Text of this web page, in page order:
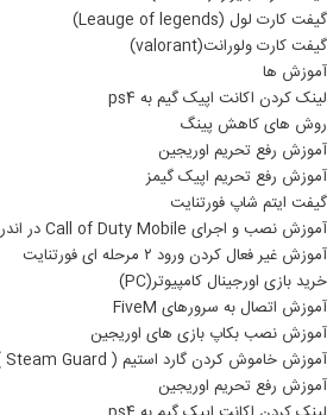
گیفت کارت لول (Leauge of legends)
گیفت کارت ولورانت(valorant)
آموزش ها
لینک کردن اکانت اپیک گیم به ps4
روش های کاهش پینگ
آموزش رفع تحریم اوریجین
آموزش رفع تحریم اپیک گیمز
گیفت ایتم شاپ فورتنایت
آموزش نصب و اجرای Call of Duty Mobile در اندروید
آموزش غیر فعال کردن ورود ۲ مرحله ای فورتنایت
خرید بازی اورجینال کامپیوتر(PC)
آموزش اتصال به سرورهای FiveM
آموزش نصب بکاپ بازی های اوریجین
آموزش خاموش کردن گارد استیم ( Steam Guard )
آموزش رفع تحریم اوریجین